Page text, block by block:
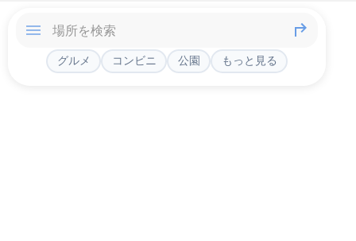
グルメ コンビニ 公園 もっと見る